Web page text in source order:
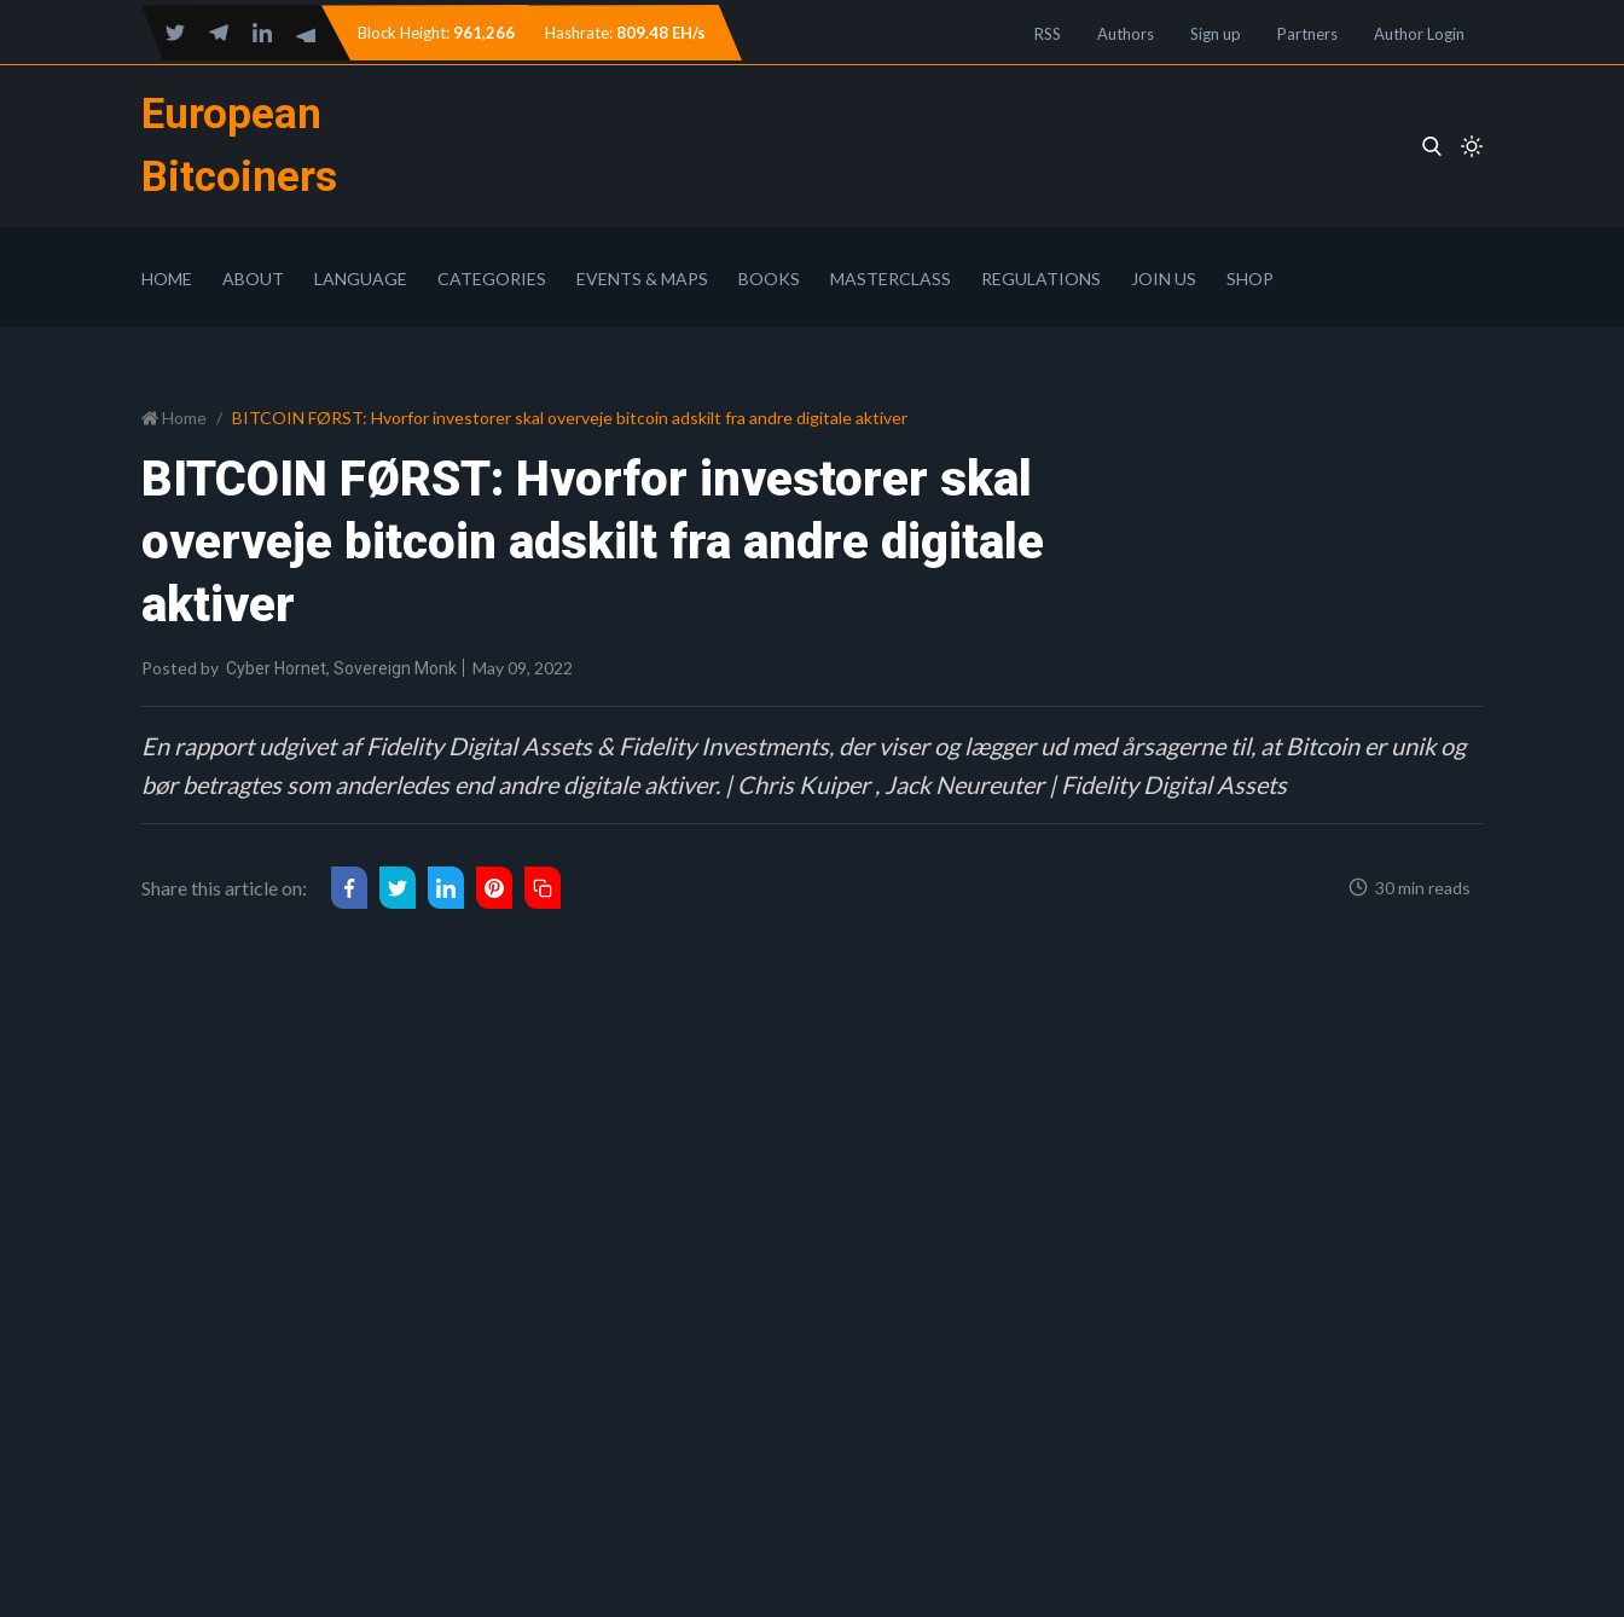
Block Height: 961,266 Hashrate: 809.48 EH/s RSS Authors Sign up Partners Author Login
European
Bitcoiners
HOME ABOUT LANGUAGE CATEGORIES EVENTS & MAPS BOOKS MASTERCLASS REGULATIONS JOIN US SHOP
Home BITCOIN FØRST: Hvorfor investorer skal overveje bitcoin adskilt fra andre digitale aktiver
BITCOIN FØRST: Hvorfor investorer skal
overveje bitcoin adskilt fra andre digitale
aktiver
Posted by Cyber Hornet, Sovereign Monk May 09, 2022
En rapport udgivet af Fidelity Digital Assets & Fidelity Investments, der viser og lægger ud med årsagerne til, at Bitcoin er unik og
bør betragtes som anderledes end andre digitale aktiver. | Chris Kuiper , Jack Neureuter | Fidelity Digital Assets
Share this article on: 30 min reads